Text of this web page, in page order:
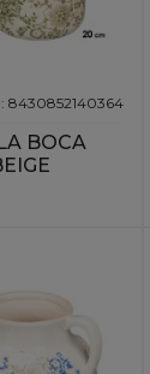
8430852140364
BOCA